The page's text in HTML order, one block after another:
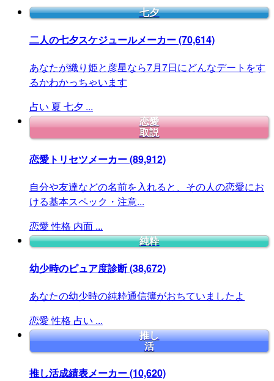
七夕
二人の七夕スケジュールメーカー(70,614)
あなたが織り姫と彦星なら7月7日にどんなデートをす
るかわかっちゃいます
占い 夏 七夕 ...
恋愛
取説
恋愛トリセツメーカー(89,912)
自分や友達などの名前を入れると、その人の恋愛にお
ける基本スペック・注意...
恋愛 性格 内面 ...
純粋
幼少時のピュア度診断(38,672)
あなたの幼少時の純粋通信簿がおちていましたよ
恋愛 性格 占い ...
推し
活
推し活成績表メーカー(10,620)